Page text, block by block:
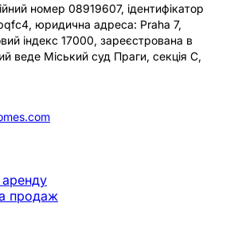
номер 08919607, ідентифікатор
юридична адреса: Praha 7,
індекс 17000, зареєстрована в
веде Міський суд Праги, секція C,
продаж